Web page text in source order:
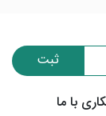
ثبت
با ما